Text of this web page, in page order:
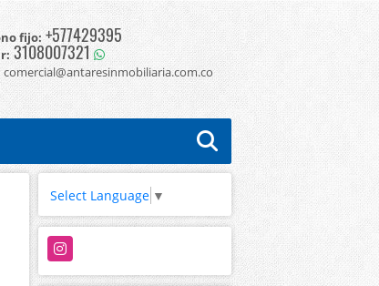
fijo: +577429395
3108007321
comercial@antaresinmobiliaria.com.co
Select Language ▼
Instagram